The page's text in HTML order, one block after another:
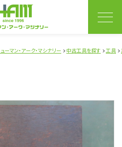
マン・アーク・マシナリー 中古工具を探す 工具